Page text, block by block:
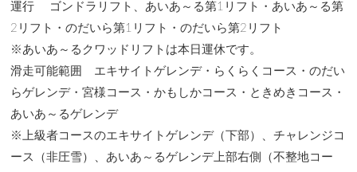
運行 ゴンドラリフト、あいあ～る第1リフト・あいあ～る第
2リフト・のだいら第1リフト・のだいら第2リフト
※あいあ～るクワッドリフトは本日運休です。
滑走可能範囲 エキサイトゲレンデ・らくらくコース・のだい
らゲレンデ・宮様コース・かもしかコース・ときめきコース・
あいあ～るゲレンデ
※上級者コースのエキサイトゲレンデ（下部）、チャレンジコ
ース（非圧雪）、あいあ～るゲレンデ上部右側（不整地コー